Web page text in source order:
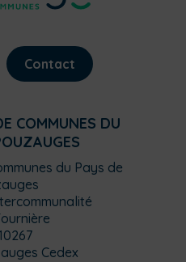
Contact
COMMUNES DU
du Pays de
Cedex